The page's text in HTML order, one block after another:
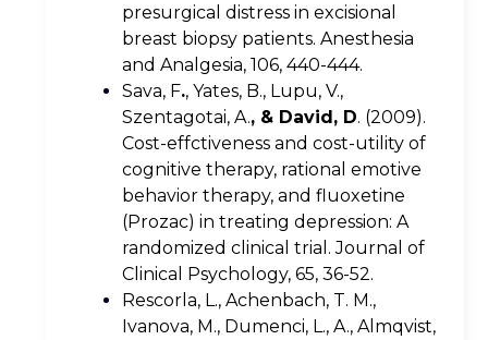
presurgical distress in excisional
breast biopsy patients. Anesthesia
and Analgesia, 106, 440-444.
Sava, F., Yates, B., Lupu, V.,
Szentagotai, A., & David, D. (2009).
Cost-effctiveness and cost-utility of
cognitive therapy, rational emotive
behavior therapy, and fluoxetine
(Prozac) in treating depression: A
randomized clinical trial. Journal of
Clinical Psychology, 65, 36-52.
Rescorla, L., Achenbach, T. M.,
Ivanova, M., Dumenci, L., A., Almqvist,